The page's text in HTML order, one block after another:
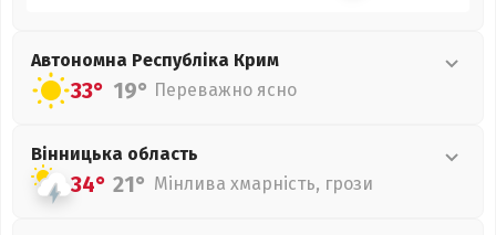
Автономна Республіка Крим
33° 19° Переважно ясно
Вінницька область
34° 21° Мінлива хмарність, грози